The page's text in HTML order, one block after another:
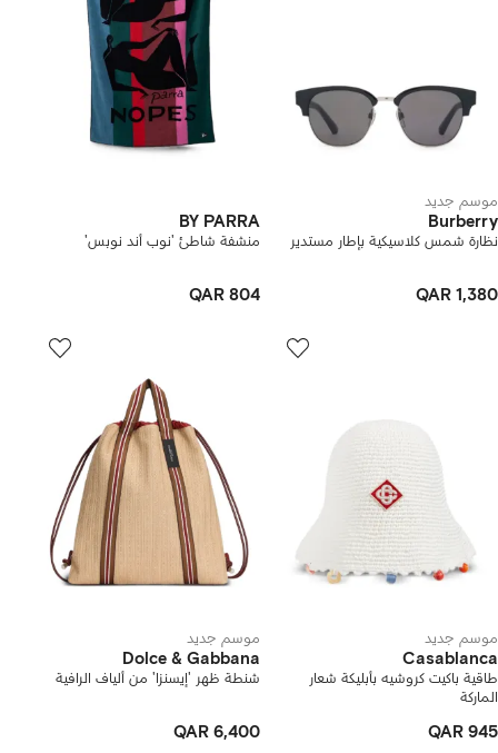
موسم جديد
Burberry
نظارة شمس كلاسيكية بإطار مستدير
QAR 1,380
BY PARRA
منشفة شاطئ 'نوب أند نوبس'
QAR 804
موسم جديد
Casablanca
طاقية باكيت كروشيه بأبليكة شعار
الماركة
QAR 945
موسم جديد
Dolce & Gabbana
شنطة ظهر 'إيسنزا' من ألياف الرافية
QAR 6,400